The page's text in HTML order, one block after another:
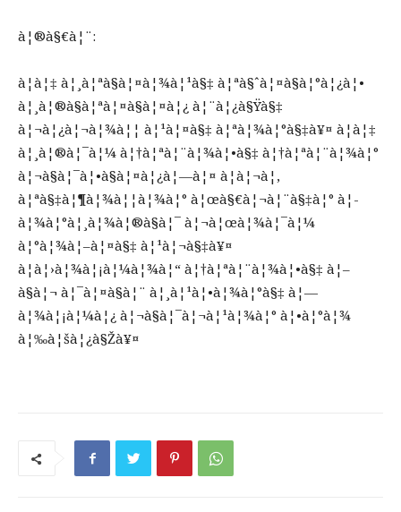
à¦®à§€à¦¨:
à¦à¦‡ à¦¸à¦ªà§à¦¤à¦¾à¦¹à§‡ à¦ªà§ˆà¦¤à§à¦°à¦¿à¦•
à¦¸à¦®à§à¦ªà¦¤à§à¦¤à¦¿ à¦¨à¦¿à§Ÿà§‡
à¦¬à¦¿à¦¬à¦¾à¦¦ à¦¹à¦¤à§‡ à¦ªà¦¾à¦°à§‡à¥¤ à¦à¦‡
à¦¸à¦®à¦¯à¦¼ à¦†à¦ªà¦¨à¦¾à¦•à§‡ à¦†à¦ªà¦¨à¦¾à¦°
à¦¬à§à¦¯à¦•à§à¦¤à¦¿à¦—à¦¤ à¦à¦¬à¦‚
à¦ªà§‡à¦¶à¦¾à¦¦à¦¾à¦° à¦œà§€à¦¬à¦¨à§‡à¦° à¦­
à¦¾à¦°à¦¸à¦¾à¦®à§à¦¯ à¦¬à¦œà¦¾à¦¯à¦¼
à¦°à¦¾à¦–à¦¤à§‡ à¦¹à¦¬à§‡à¥¤
à¦à¦›à¦¾à¦¡à¦¼à¦¾à¦“ à¦†à¦ªà¦¨à¦¾à¦•à§‡ à¦–
à§à¦¬ à¦¯à¦¤à§à¦¨ à¦¸à¦¹à¦•à¦¾à¦°à§‡ à¦—
à¦¾à¦¡à¦¼à¦¿ à¦¬à§à¦¯à¦¬à¦¹à¦¾à¦° à¦•à¦°à¦¾
à¦‰à¦šà¦¿à§Žà¥¤